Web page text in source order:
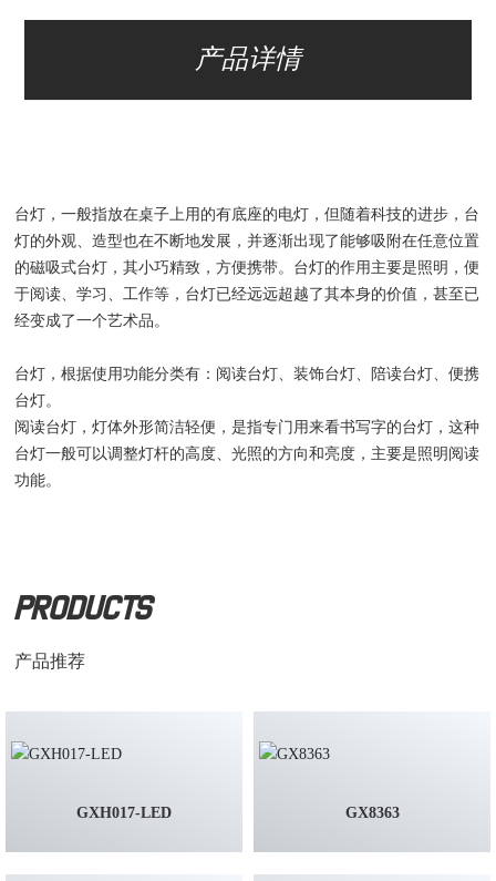
产品详情
台灯，一般指放在桌子上用的有底座的电灯，但随着科技的进步，台
灯的外观、造型也在不断地发展，并逐渐出现了能够吸附在任意位置
的磁吸式台灯，其小巧精致，方便携带。台灯的作用主要是照明，便
于阅读、学习、工作等，台灯已经远远超越了其本身的价值，甚至已
经变成了一个艺术品。
台灯，根据使用功能分类有：阅读台灯、装饰台灯、陪读台灯、便携
台灯。
阅读台灯，灯体外形简洁轻便，是指专门用来看书写字的台灯，这种
台灯一般可以调整灯杆的高度、光照的方向和亮度，主要是照明阅读
功能。
Products
产品推荐